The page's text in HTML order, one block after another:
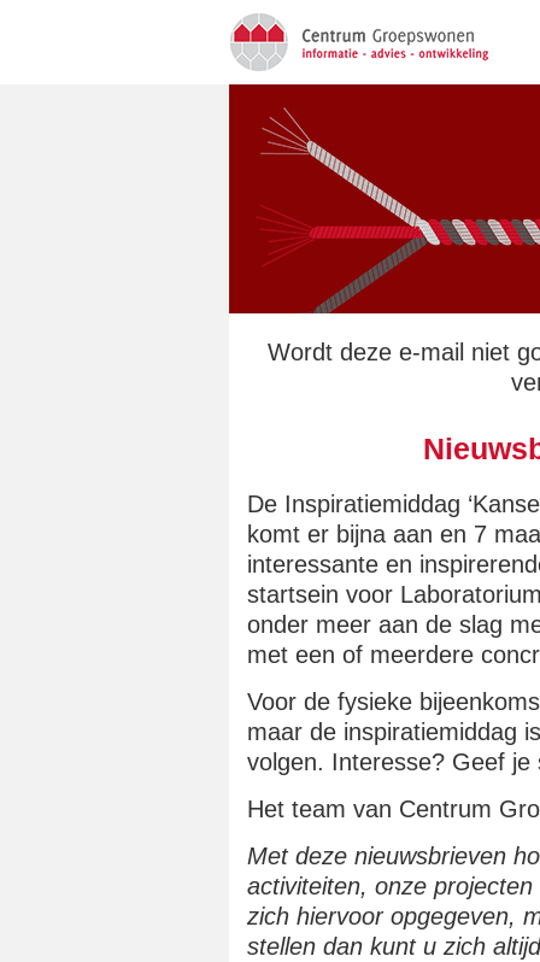
Wordt deze e-mail niet
De Inspiratiemiddag
komt er bijna aan en 7
interessante en
startsein voor
onder meer aan de slag
met een of meerdere
Voor de fysieke
maar de inspiratiemiddag
volgen. Interesse? Geef je
Het team van Centrum
Met deze nieuwsbrieven
activiteiten, onze
zich hiervoor opgegeven,
stellen dan kunt u zich